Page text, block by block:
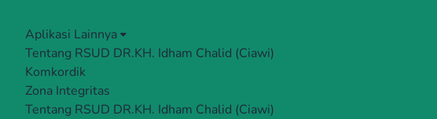
Aplikasi Lainnya
Tentang RSUD DR.KH. Idham Chalid (Ciawi)
Komkordik
Zona Integritas
Tentang RSUD DR.KH. Idham Chalid (Ciawi)